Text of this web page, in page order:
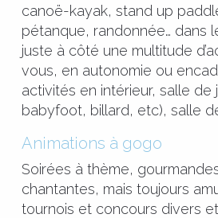
canoë-kayak, stand up
pétanque, randonnée… dans
juste à côté une multitude
vous, en autonomie ou
activités en intérieur, salle de
babyfoot, billard, etc), salle
Animations à gogo
Soirées à thème,
chantantes, mais toujours
tournois et concours divers